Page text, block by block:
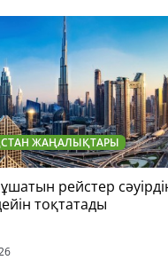
ЖАҢАЛЫҚТАРЫ
рейстер
тоқтатады